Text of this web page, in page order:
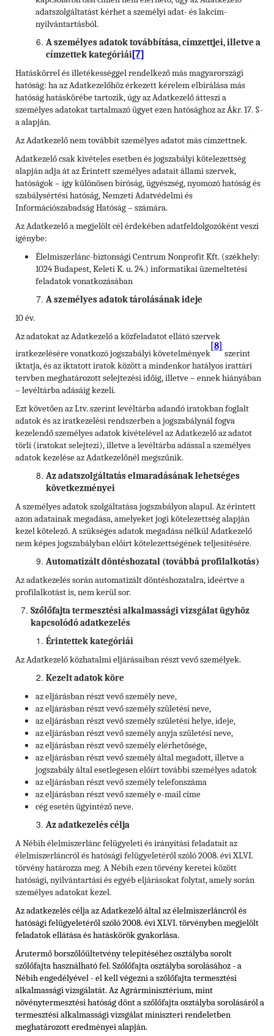
adatszolgáltatást kérhet a személyi adat- és lakcím-
nyilvántartásból.
A személyes adatok továbbítása, címzettjei, illetve a
címzettek kategóriái[7]
Hatáskörrel és illetékességgel rendelkező más magyarországi
hatóság: ha az Adatkezelőhöz érkezett kérelem elbírálása más
hatóság hatáskörébe tartozik, úgy az Adatkezelő átteszi a
személyes adatokat tartalmazó ügyet ezen hatósághoz az Ákr. 17. §-
a alapján.
Az Adatkezelő nem továbbít személyes adatot más címzettnek.
Adatkezelő csak kivételes esetben és jogszabályi kötelezettség
alapján adja át az Érintett személyes adatait állami szervek,
hatóságok – így különösen bíróság, ügyészség, nyomozó hatóság és
szabálysértési hatóság, Nemzeti Adatvédelmi és
Információszabadság Hatóság – számára.
Az Adatkezelő a megjelölt cél érdekében adatfeldolgozóként veszi
igénybe:
Élelmiszerlánc-biztonsági Centrum Nonprofit Kft. (székhely:
1024 Budapest, Keleti K. u. 24.) informatikai üzemeltetési
feladatok vonatkozásában
A személyes adatok tárolásának ideje
10 év.
Az adatokat az Adatkezelő a közfeladatot ellátó szervek
iratkezelésére vonatkozó jogszabályi követelmények
[8]
szerint
iktatja, és az iktatott iratok között a mindenkor hatályos irattári
tervben meghatározott selejtezési időig, illetve – ennek hiányában
– levéltárba adásáig kezeli.
Ezt követően az Ltv. szerint levéltárba adandó iratokban foglalt
adatok és az iratkezelési rendszerben a jogszabálynál fogva
kezelendő személyes adatok kivételével az Adatkezelő az adatot
törli (iratokat selejtezi), illetve a levéltárba adással a személyes
adatok kezelése az Adatkezelőnél megszűnik.
Az adatszolgáltatás elmaradásának lehetséges
következményei
A személyes adatok szolgáltatása jogszabályon alapul. Az érintett
azon adatainak megadása, amelyeket jogi kötelezettség alapján
kezel kötelező. A szükséges adatok megadása nélkül Adatkezelő
nem képes jogszabályban előírt kötelezettségének teljesítésére.
Automatizált döntéshozatal (továbbá profilalkotás)
Az adatkezelés során automatizált döntéshozatalra, ideértve a
profilalkotást is, nem kerül sor.
Szőlőfajta termesztési alkalmassági vizsgálat ügyhöz
kapcsolódó adatkezelés
Érintettek kategóriái
Az Adatkezelő közhatalmi eljárásaiban részt vevő személyek.
Kezelt adatok köre
az eljárásban részt vevő személy neve,
az eljárásban részt vevő személy születési neve,
az eljárásban részt vevő személy születési helye, ideje,
az eljárásban részt vevő személy anyja születési neve,
az eljárásban részt vevő személy elérhetősége,
az eljárásban részt vevő személy által megadott, illetve a
jogszabály által esetlegesen előírt további személyes adatok
az eljárásban részt vevő személy telefonszáma
az eljárásban részt vevő személy e-mail címe
cég esetén ügyintéző neve.
Az adatkezelés célja
A Nébih élelmiszerlánc felügyeleti és irányítási feladatait az
élelmiszerláncról és hatósági felügyeletéről szóló 2008. évi XLVI.
törvény határozza meg. A Nébih ezen törvény keretei között
hatósági, nyilvántartási és egyéb eljárásokat folytat, amely során
személyes adatokat kezel.
Az adatkezelés célja az Adatkezelő által az élelmiszerláncról és
hatósági felügyeletéről szóló 2008. évi XLVI. törvényben megjelölt
feladatok ellátása és hatáskörök gyakorlása.
Árutermő borszőlőültetvény telepítéséhez osztályba sorolt
szőlőfajta használható fel. Szőlőfajta osztályba sorolásához - a
Nébih engedélyével - el kell végezni a szőlőfajta termesztési
alkalmassági vizsgálatát. Az Agrárminisztérium, mint
növénytermesztési hatóság dönt a szőlőfajta osztályba sorolásáról a
termesztési alkalmassági vizsgálat miniszteri rendeletben
meghatározott eredményei alapján.